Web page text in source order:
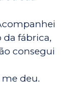
da fábrica,
consegui
deu.